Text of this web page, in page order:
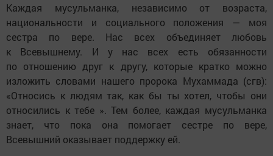
Каждая мусульманка, независимо от возраста,
национальности и социального положения — моя
сестра по вере. Нас всех объединяет любовь
к Всевышнему. И у нас всех есть обязанности
по отношению друг к другу, которые кратко можно
изложить словами нашего пророка Мухаммада (сгв):
«Относись к людям так, как бы ты хотел, чтобы они
относились к тебе ». Тем более, каждая мусульманка
знает, что пока она помогает сестре по вере,
Всевышний оказывает поддержку ей.